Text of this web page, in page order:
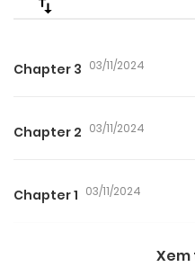
Chapter 3 03/11/2024
Chapter 2 03/11/2024
Chapter 1 03/11/2024